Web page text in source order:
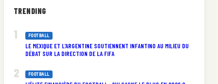
TRENDING
FOOTBALL
LE MEXIQUE ET L’ARGENTINE SOUTIENNENT INFANTINO AU MILIEU DU
DÉBAT SUR LA DIRECTION DE LA FIFA
FOOTBALL